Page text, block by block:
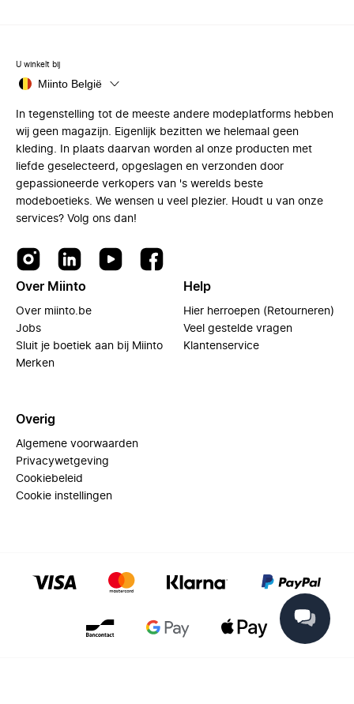
U winkelt bij
Miinto België
In tegenstelling tot de meeste andere modeplatforms hebben
wij geen magazijn. Eigenlijk bezitten we helemaal geen
kleding. In plaats daarvan worden al onze producten met
liefde geselecteerd, opgeslagen en verzonden door
gepassioneerde verkopers van 's werelds beste
modeboetieks. We wensen u veel plezier. Houdt u van onze
services? Volg ons dan!
Over Miinto
Over miinto.be
Jobs
Sluit je boetiek aan bij Miinto
Merken
Help
Hier herroepen (Retourneren)
Veel gestelde vragen
Klantenservice
Overig
Algemene voorwaarden
Privacywetgeving
Cookiebeleid
Cookie instellingen